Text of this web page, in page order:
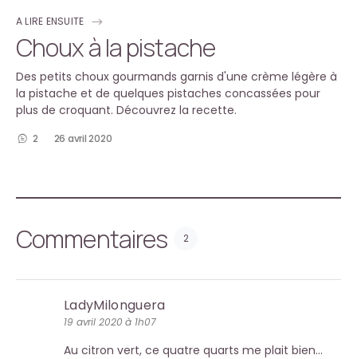
A LIRE ENSUITE
Choux à la pistache
Des petits choux gourmands garnis d'une crème légère à
la pistache et de quelques pistaches concassées pour
plus de croquant. Découvrez la recette.
2 26 avril 2020
Commentaires 2
LadyMilonguera
19 avril 2020 à 1h07
Au citron vert, ce quatre quarts me plait bien…